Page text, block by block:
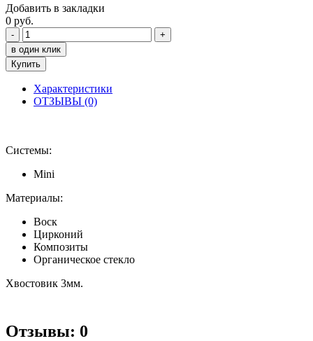
Добавить в закладки
0 руб.
-
+
в один клик
Купить
Характеристики
ОТЗЫВЫ (0)
Системы:
Mini
Материалы:
Воск
Цирконий
Композиты
Органическое стекло
Хвостовик 3мм.
Отзывы: 0